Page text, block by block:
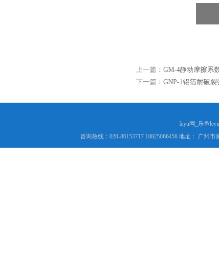
上一篇： GM-4静动摩擦系
下一篇： GNP-1铝箔耐破
leyu网_乐鱼
咨询热线：020-86153717 18825066456 地址： 广州